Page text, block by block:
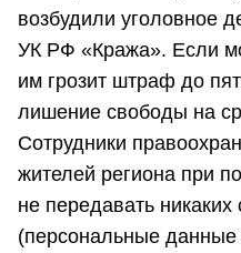
возбудили уголовное
УК РФ «Кража». Если
им грозит штраф до
лишение свободы на
Сотрудники
жителей региона при
не передавать
(персональные